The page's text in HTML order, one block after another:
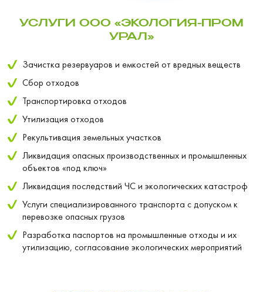
УСЛУГИ ООО «ЭКОЛОГИЯ-ПРОМ
УРАЛ»
Зачистка резервуаров и емкостей от вредных веществ
Сбор отходов
Транспортировка отходов
Утилизация отходов
Рекультивация земельных участков
Ликвидация опасных производственных и промышленных
объектов «под ключ»
Ликвидация последствий ЧС и экологических катастроф
Услуги специализированного транспорта с допуском к
перевозке опасных грузов
Разработка паспортов на промышленные отходы и их
утилизацию, согласование экологических мероприятий